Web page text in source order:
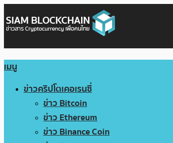
เมนู
ข่าวคริปโตเคอเรนซี่
ข่าว Bitcoin
ข่าว Ethereum
ข่าว Binance Coin